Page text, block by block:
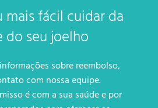
mais fácil cuidar da
do seu joelho
sobre reembolso,
com nossa equipe.
é com a sua saúde e por